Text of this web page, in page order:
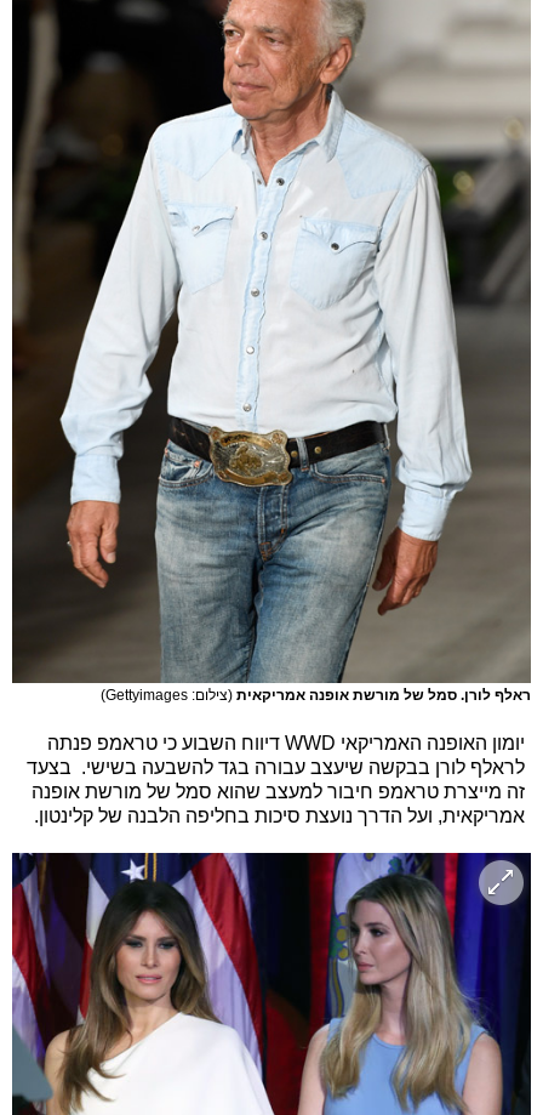
ראלף לורן. סמל של מורשת אופנה אמריקאית (צילום: Gettyimages)
יומון האופנה האמריקאי WWD דיווח השבוע כי טראמפ פנתה
לראלף לורן בבקשה שיעצב עבורה בגד להשבעה בשישי. בצעד
זה מייצרת טראמפ חיבור למעצב שהוא סמל של מורשת אופנה
אמריקאית, ועל הדרך נועצת סיכות בחליפה הלבנה של קלינטון.